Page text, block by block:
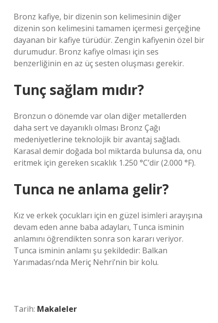
Bronz kafiye, bir dizenin son kelimesinin diğer
dizenin son kelimesini tamamen içermesi gerçeğine
dayanan bir kafiye türüdür. Zengin kafiyenin özel bir
durumudur. Bronz kafiye olması için ses
benzerliğinin en az üç sesten oluşması gerekir.
Tunç sağlam mıdır?
Bronzun o dönemde var olan diğer metallerden
daha sert ve dayanıklı olması Bronz Çağı
medeniyetlerine teknolojik bir avantaj sağladı.
Karasal demir doğada bol miktarda bulunsa da, onu
eritmek için gereken sıcaklık 1.250 °C’dir (2.000 °F).
Tunca ne anlama gelir?
Kız ve erkek çocukları için en güzel isimleri arayışına
devam eden anne baba adayları, Tunca isminin
anlamını öğrendikten sonra son kararı veriyor.
Tunca isminin anlamı şu şekildedir: Balkan
Yarımadası’nda Meriç Nehri’nin bir kolu.
Tarih: Makaleler